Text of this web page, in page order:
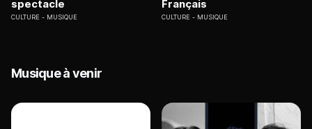
spectacle
CULTURE MUSIQUE
Français
CULTURE MUSIQUE
Musique à venir